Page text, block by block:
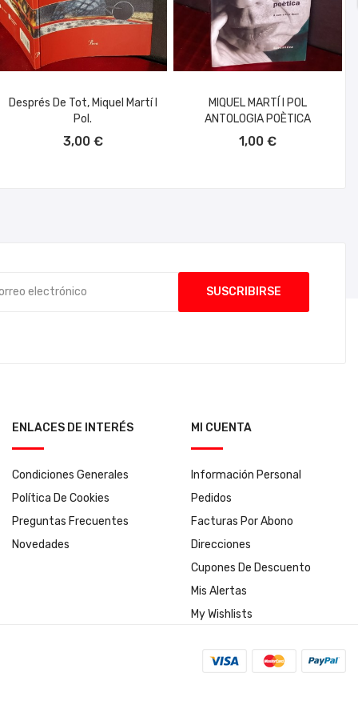
Després De Tot, Miquel Martí I
Pol.
3,00 €
MIQUEL MARTÍ I POL
ANTOLOGIA POÈTICA
1,00 €
ENLACES DE INTERÉS
Condiciones Generales
Política De Cookies
Preguntas Frecuentes
Novedades
MI CUENTA
Información Personal
Pedidos
Facturas Por Abono
Direcciones
Cupones De Descuento
Mis Alertas
My Wishlists